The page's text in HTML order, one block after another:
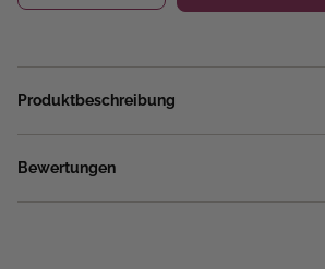
Produktbeschreibung
Bewertungen